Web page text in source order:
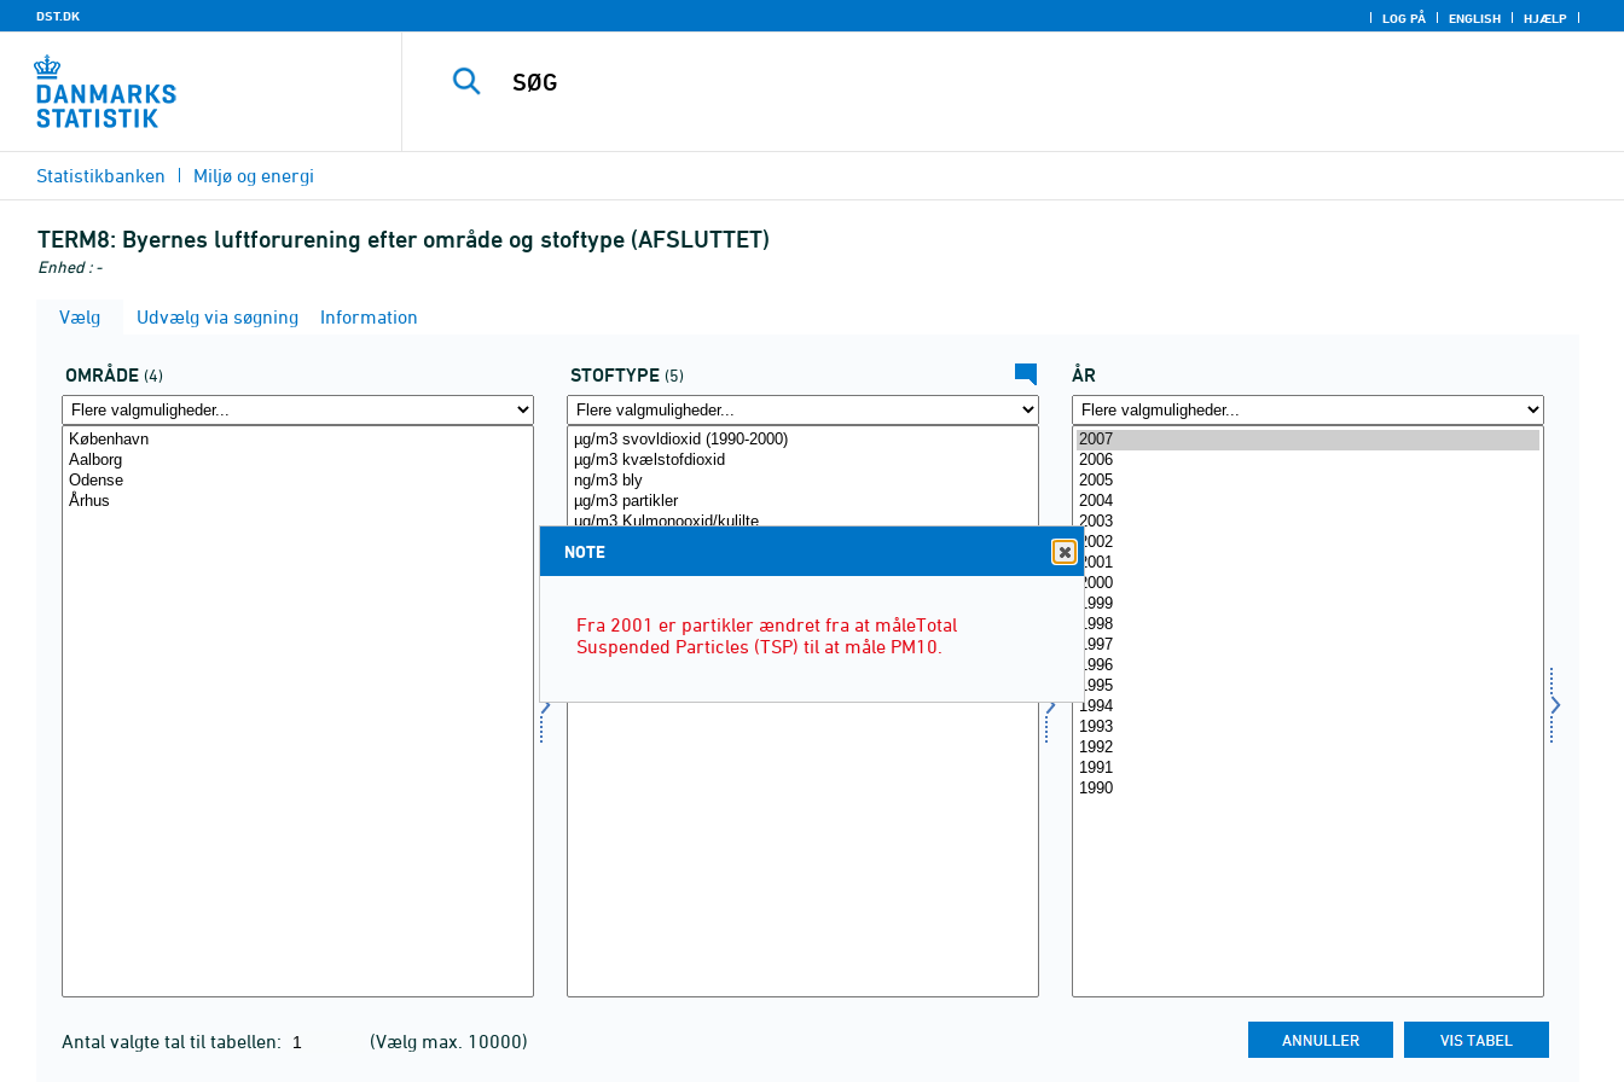
DST.DK LOG PÅ ENGLISH HJÆLP
Statistikbanken Miljø og energi
TERM8: Byernes luftforurening efter område og stoftype (AFSLUTTET)
Enhed : -
Vælg Udvælg via søgning Information
OMRÅDE (4) STOFTYPE (5) ÅR
Antal valgte tal til tabellen: (Vælg max. 10000)
NOTE
Fra 2001 er partikler ændret fra at måleTotal
Suspended Particles (TSP) til at måle PM10.